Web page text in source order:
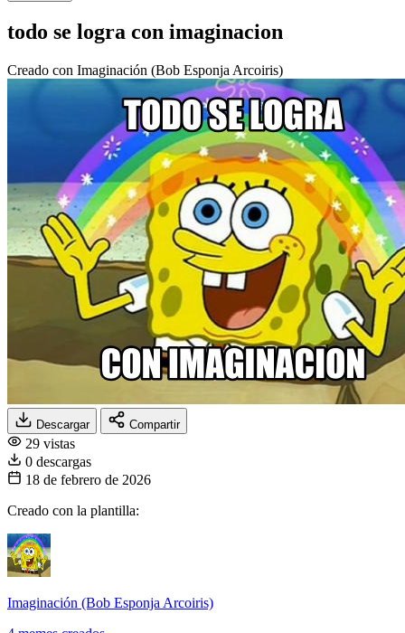
todo se logra con imaginacion
Creado con Imaginación (Bob Esponja Arcoiris)
Descargar Compartir
29 vistas
0 descargas
18 de febrero de 2026
Creado con la plantilla:
Imaginación (Bob Esponja Arcoiris)